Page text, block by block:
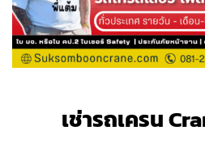
เช่ารถเครน